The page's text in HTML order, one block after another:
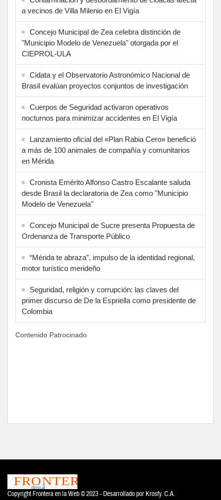
a vecinos de Villa Milenio en El Vigía
Concejo Municipal de Zea celebra distinción de
"Municipio Modelo de Venezuela" otorgada por el
CIEPROL-ULA
Cidata y el Observatorio Astronómico Nacional de
Brasil evalúan proyectos conjuntos de investigación
Cuerpos de Seguridad activaron operativos
nocturnos para minimizar accidentes en El Vigía
Lanzamiento oficial del «Plan Rabia Cero» benefició
a más de 100 animales de compañía y comunitarios
en Mérida
Cronista Emérito Alfonso Castro Escalante saluda
desde Brasil la declaratoria de Zea como "Municipio
Modelo de Venezuela"
Concejo Municipal de Sucre presenta Propuesta de
Ordenanza de Transporte Público
“Mérida te abraza”, impulso de la identidad regional,
motor turístico merideño
Seguridad, religión y corrupción: las claves del
primer discurso de De la Espriella como presidente de
Colombia
Contenido Patrocinado
Copyright Frontera en la Web © 2023 - Desarrollado por Krosfy. C.A.